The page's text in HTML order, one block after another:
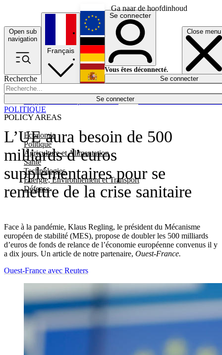
Ga naar de hoofdinhoud
Open sub
navigation
Close menu
Recherche
Se connecter
POLICY AREAS
Economie
Politique
Agriculture et Alimentation
Santé
Technologies
Energie, Environnement et Transport
Défense
Économie
Français
English
Deutsch
Español
Se connecter
Vous êtes déconnecté.
Se connecter
L’UE aura besoin de 500
milliards d’euros
supplémentaires pour se
remettre de la crise sanitaire
Face à la pandémie, Klaus Regling, le président du Mécanisme
européen de stabilité (MES), propose de doubler les 500 milliards
d’euros de fonds de relance de l’économie européenne convenus il y
a dix jours. Un article de notre partenaire, Ouest-France.
POLITIQUE
Ouest-France avec Reuters